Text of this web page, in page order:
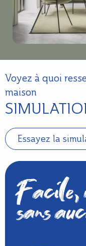
Voyez à quoi
maison
Essayez la
Facile,
sans